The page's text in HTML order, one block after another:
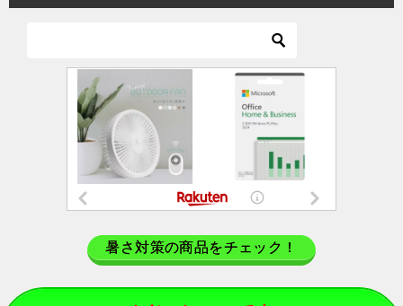
暑さ対策の商品をチェック！